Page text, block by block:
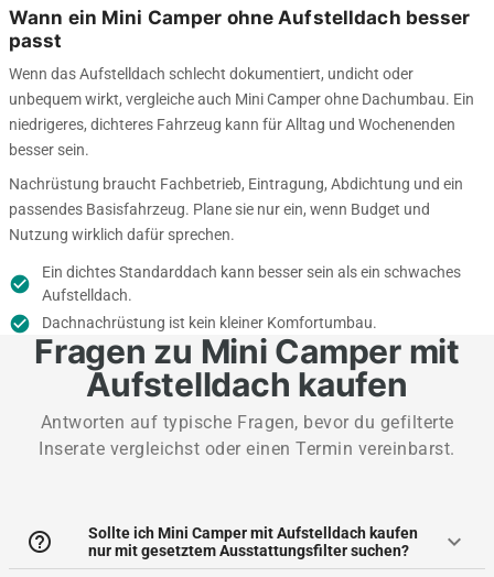
Wann ein Mini Camper ohne Aufstelldach besser
passt
Wenn das Aufstelldach schlecht dokumentiert, undicht oder
unbequem wirkt, vergleiche auch Mini Camper ohne Dachumbau. Ein
niedrigeres, dichteres Fahrzeug kann für Alltag und Wochenenden
besser sein.
Nachrüstung braucht Fachbetrieb, Eintragung, Abdichtung und ein
passendes Basisfahrzeug. Plane sie nur ein, wenn Budget und
Nutzung wirklich dafür sprechen.
check_circle
Ein dichtes Standarddach kann besser sein als ein schwaches
Aufstelldach.
check_circle Dachnachrüstung ist kein kleiner Komfortumbau.
Fragen zu Mini Camper mit
Aufstelldach kaufen
Antworten auf typische Fragen, bevor du gefilterte
Inserate vergleichst oder einen Termin vereinbarst.
help_outline
Sollte ich Mini Camper mit Aufstelldach kaufen
nur mit gesetztem Ausstattungsfilter suchen?
keyboard_arrow_down